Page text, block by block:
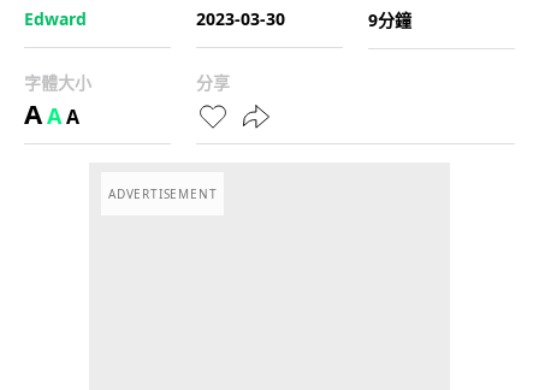
Edward
2023-03-30
9分鐘
字體大小
AAA
分享
ADVERTISEMENT